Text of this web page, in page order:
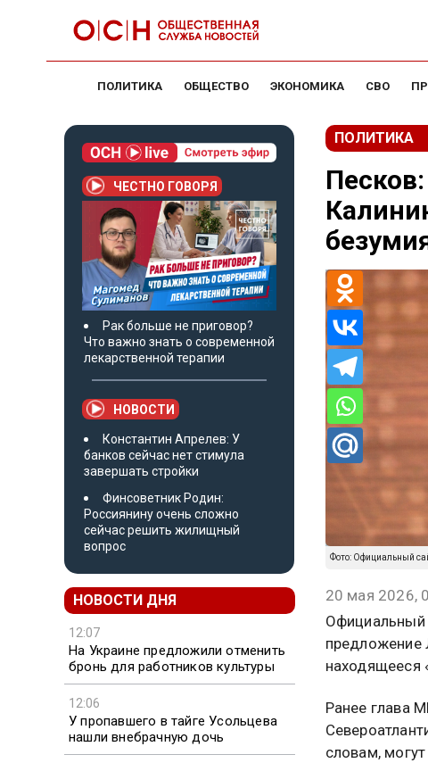
ПОЛИТИКА ОБЩЕСТВО ЭКОНОМИКА СВО
ЧЕСТНО ГОВОРЯ
Рак больше не приговор?
Что важно знать о современной
лекарственной терапии
НОВОСТИ
Константин Апрелев: У
банков сейчас нет стимула
завершать стройки
Финсоветник Родин:
Россиянину очень сложно
сейчас решить жилищный
вопрос
НОВОСТИ ДНЯ
12:07
На Украине предложили отменить
бронь для работников культуры
12:06
У пропавшего в тайге Усольцева
нашли внебрачную дочь
ПОЛИТИКА
Фото: Официальный
20 мая 2026,
Официальный
предложение
находящееся
Ранее глава
словам,